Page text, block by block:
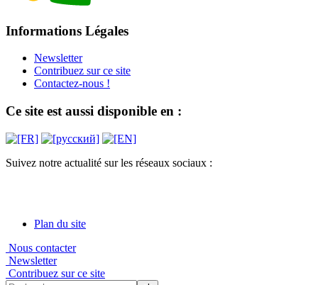
Informations Légales
Newsletter
Contribuez sur ce site
Contactez-nous !
Ce site est aussi disponible en :
Suivez notre actualité sur les réseaux sociaux :
Plan du site
Nous contacter
Newsletter
Contribuez sur ce site